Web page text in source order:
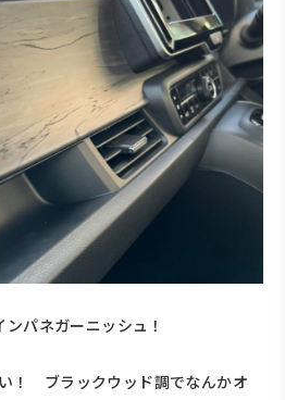
パネガーニッシュ！
！ ブラックウッド調でなんかオ